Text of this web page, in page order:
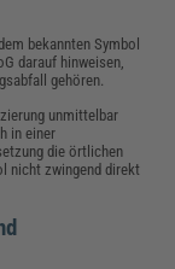
bekannten Symbol
darauf hinweisen,
gehören.
unmittelbar
in einer
die örtlichen
nicht zwingend direkt